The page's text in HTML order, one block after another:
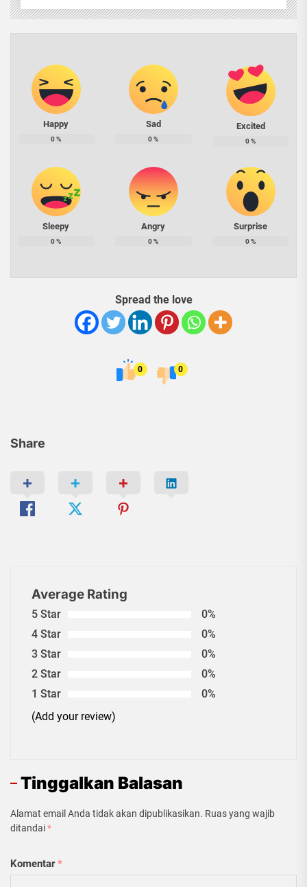
Share
Happy
0%
Sad
0%
Excited
0%
Sleepy
0%
Angry
0%
Surprise
0%
Spread the love
0 0
Average Rating
5 Star
0%
4 Star
0%
3 Star
0%
2 Star
0%
1 Star
0%
(Add your review)
Tinggalkan Balasan
Alamat email Anda tidak akan dipublikasikan. Ruas yang wajib
ditandai*
Komentar*